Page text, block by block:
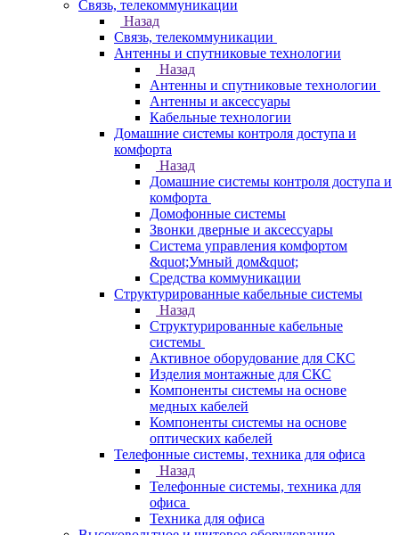
Связь, телекоммуникации
Назад
Связь, телекоммуникации
Антенны и спутниковые технологии
Назад
Антенны и спутниковые технологии
Антенны и аксессуары
Кабельные технологии
Домашние системы контроля доступа и
комфорта
Назад
Домашние системы контроля доступа и
комфорта
Домофонные системы
Звонки дверные и аксессуары
Система управления комфортом
&quot;Умный дом&quot;
Средства коммуникации
Структурированные кабельные системы
Назад
Структурированные кабельные
системы
Активное оборудование для СКС
Изделия монтажные для СКС
Компоненты системы на основе
медных кабелей
Компоненты системы на основе
оптических кабелей
Телефонные системы, техника для офиса
Назад
Телефонные системы, техника для
офиса
Техника для офиса